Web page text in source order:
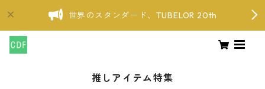
世界のスタンダード、TUBELOR 20th
推しアイテム特集